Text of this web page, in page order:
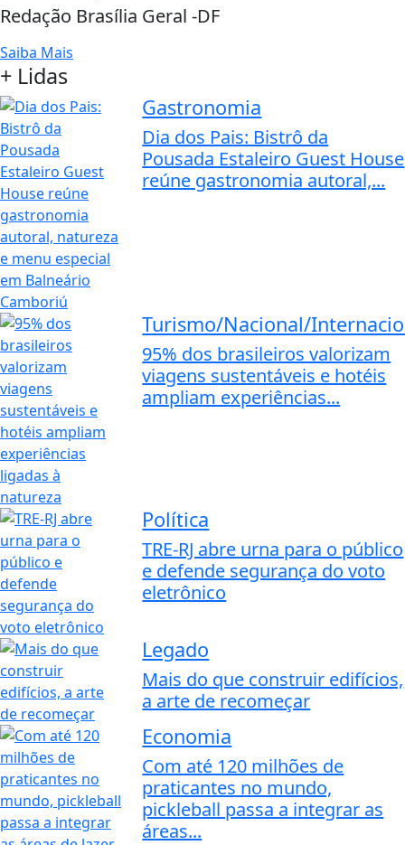
Redação Brasília Geral -DF
Saiba Mais
+ Lidas
Gastronomia
Dia dos Pais: Bistrô da
Pousada Estaleiro Guest House
reúne gastronomia autoral,...
Turismo/Nacional/
95% dos brasileiros valorizam
viagens sustentáveis e hotéis
ampliam experiências...
Política
TRE-RJ abre urna para o público
e defende segurança do voto
eletrônico
Legado
Mais do que construir edifícios,
a arte de recomeçar
Economia
Com até 120 milhões de
praticantes no mundo,
pickleball passa a integrar as
áreas...